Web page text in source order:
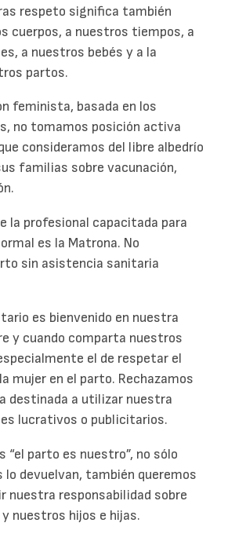
respeto significa también
cuerpos, a nuestros tiempos, a
a nuestros bebés y a la
partos.
feminista, basada en los
no tomamos posición activa
consideramos del libre albedrío
familias sobre vacunación,
la profesional capacitada para
es la Matrona. No
sin asistencia sanitaria
es bienvenido en nuestra
y cuando comparta nuestros
el de respetar el
mujer en el parto. Rechazamos
destinada a utilizar nuestra
lucrativos o publicitarios.
“el parto es nuestro”, no sólo
lo devuelvan, también queremos
nuestra responsabilidad sobre
nuestros hijos e hijas.